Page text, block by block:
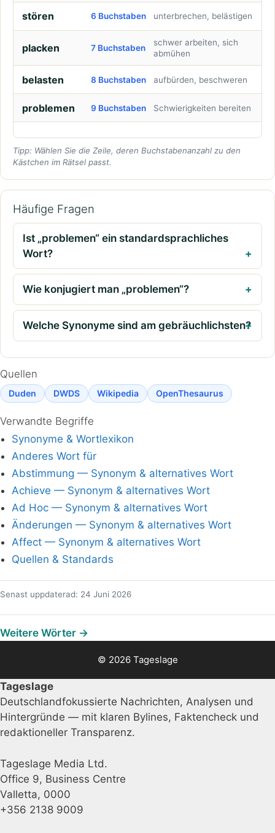
stören 6 Buchstaben unterbrechen, belästigen
placken 7 Buchstaben
schwer arbeiten, sich
abmühen
belasten 8 Buchstaben aufbürden, beschweren
problemen 9 Buchstaben Schwierigkeiten bereiten
Tipp: Wählen Sie die Zeile, deren Buchstabenanzahl zu den
Kästchen im Rätsel passt.
Häufige Fragen
Ist „problemen“ ein standardsprachliches
Wort?
Wie konjugiert man „problemen“?
Welche Synonyme sind am gebräuchlichsten?
Quellen
Duden DWDS Wikipedia OpenThesaurus
Verwandte Begriffe
Synonyme & Wortlexikon
Anderes Wort für
Abstimmung — Synonym & alternatives Wort
Achieve — Synonym & alternatives Wort
Ad Hoc — Synonym & alternatives Wort
Änderungen — Synonym & alternatives Wort
Affect — Synonym & alternatives Wort
Quellen & Standards
Senast uppdaterad: 24 Juni 2026
Weitere Wörter →
© 2026 Tageslage
Tageslage
Deutschlandfokussierte Nachrichten, Analysen und
Hintergründe — mit klaren Bylines, Faktencheck und
redaktioneller Transparenz.
Tageslage Media Ltd.
Office 9, Business Centre
Valletta, 0000
+356 2138 9009